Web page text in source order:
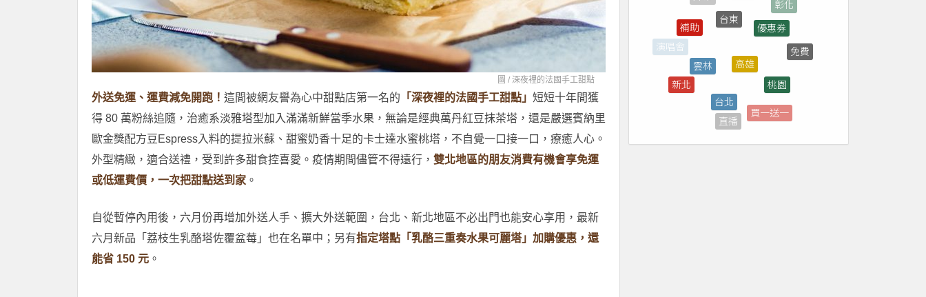
圖 /深夜裡的法國手工甜點
外送免運、運費減免開跑！ 這間被網友譽為心中甜點店第一名的 「深夜裡的法國手工甜點」 短短十年間獲
得 80 萬粉絲追隨，治癒系淡雅塔型加入滿滿新鮮當季水果，無論是經典萬丹紅豆抹茶塔，還是嚴選賓納里
歐金獎配方豆Espress入料的提拉米蘇、甜蜜奶香十足的卡士達水蜜桃塔，不自覺一口接一口，療癒人心。
外型精緻，適合送禮，受到許多甜食控喜愛。疫情期間儘管不得遠行， 雙北地區的朋友消費有機會享免運
或低運費價，一次把甜點送到家 。
自從暫停內用後，六月份再增加外送人手、擴大外送範圍，台北、新北地區不必出門也能安心享用，最新
六月新品「荔枝生乳酪塔佐覆盆莓」也在名單中；另有指定塔點「乳酪三重奏水果可麗塔」加購優惠，還
能省 150 元 。
補助
花蓮
宜蘭
新北
雲林
高雄
桃園
買一送一
直播
台北